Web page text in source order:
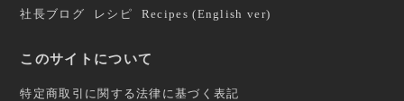
社長ブログ レシピ Recipes (English ver)
このサイトについて
特定商取引に関する法律に基づく表記